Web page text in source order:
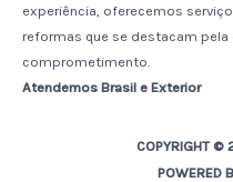
experiência, oferecemos
reformas que se destacam pela
comprometimento.
Atendemos Brasil e Exterior
COPYRIGHT ©
POWERED